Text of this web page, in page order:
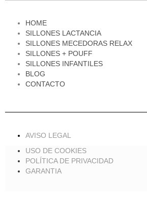
HOME
SILLONES LACTANCIA
SILLONES MECEDORAS RELAX
SILLONES + POUFF
SILLONES INFANTILES
BLOG
CONTACTO
AVISO LEGAL
USO DE COOKIES
POLÍTICA DE PRIVACIDAD
GARANTIA